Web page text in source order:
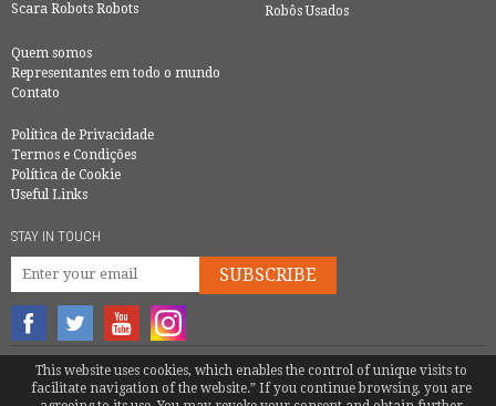
Scara Robots Robots
Robôs Usados
Quem somos
Representantes em todo o mundo
Contato
Política de Privacidade
Termos e Condições
Política de Cookie
Useful Links
STAY IN TOUCH
SUBSCRIBE
© COPYRIGHT 2016 - EUROBOTS | ALL RIGHTS RESERVED
TEL.+34 600 987 748|MATTEOTENTI@EUROBOTS.NET
This website uses cookies, which enables the control of unique visits to
facilitate navigation of the website.” If you continue browsing, you are